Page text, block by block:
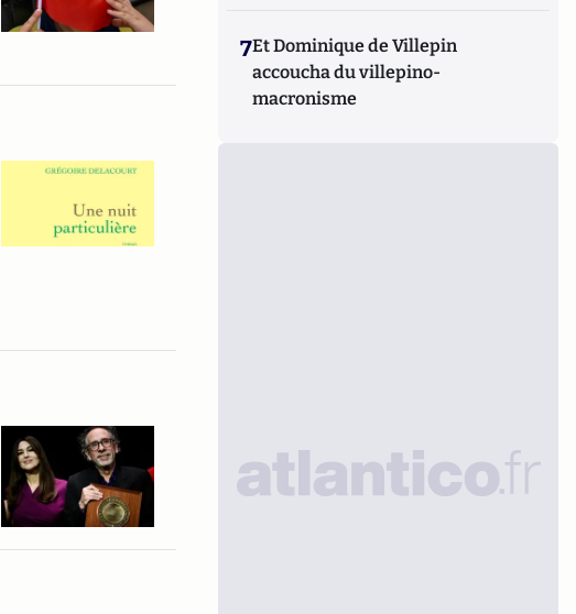
7Et Dominique de Villepin
accoucha du villepino-
macronisme